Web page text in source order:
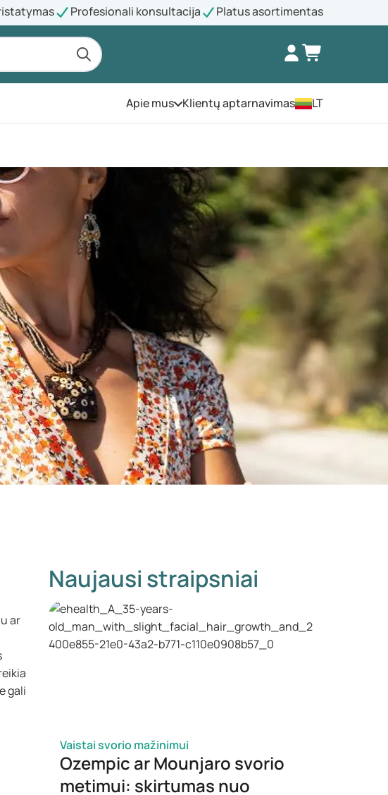
Profesionali konsultacija Platus asortimentas
Apie musAtidarykite meniu
Klientų aptarnavimas LT
ar
gali
Naujausi straipsniai
Vaistai svorio mažinimui
Ozempic ar Mounjaro svorio
metimui: skirtumas nuo